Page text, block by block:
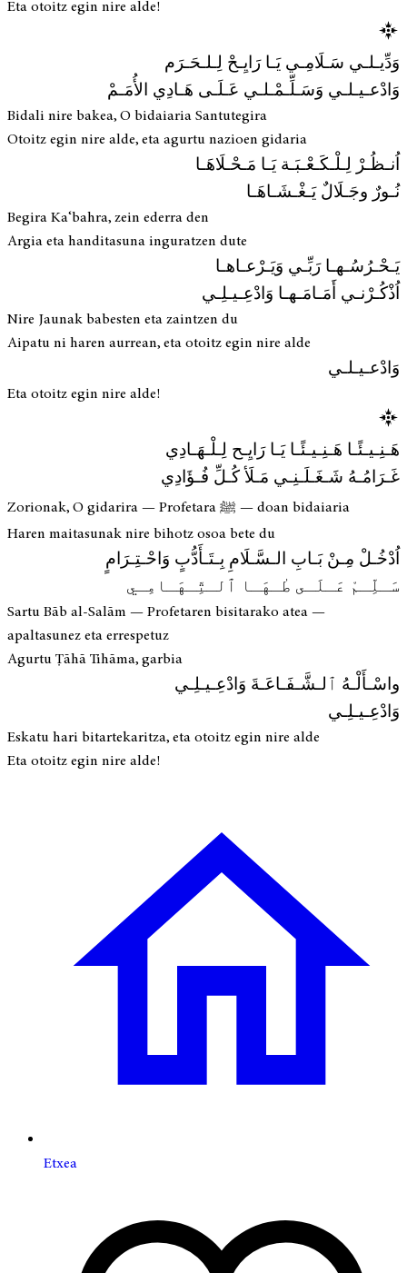
Eta otoitz egin nire alde!
وَدِّيـلـي سَـلَامِـي يَـا رَايِـحْ لِـلـحَـرَم
وَادْعـيـلـي وَسَـلِّـمْـلـي عَـلَـى هَـادِي الأُمَـمْ
Bidali nire bakea, O bidaiaria Santutegira
Otoitz egin nire alde, eta agurtu nazioen gidaria
اُنـظُـرْ لِـلْـكَـعْـبَـة يَـا مَـحْـلَاهَـا
نُـورٌ وجَـلَالٌ يَـغْـشَـاهَـا
Begira Ka‘bahra, zein ederra den
Argia eta handitasuna inguratzen dute
يَـحْـرُسُـهـا رَبِّـي وَيَـرْعـاهـا
اُذْكُـرْنـي أَمَـامَـهـا وَادْعِـيـلِـي
Nire Jaunak babesten eta zaintzen du
Aipatu ni haren aurrean, eta otoitz egin nire alde
وَادْعـيـلـي
Eta otoitz egin nire alde!
هَـنِـيـئًـا هَـنِـيـئًـا يَـا رَايِـح لِـلْـهَـادِي
غَـرَامُـهُ شَـغَـلَـنِـي مَـلَأ كُـلِّ فُـؤَادِي
Zorionak, O gidarira — Profetara ﷺ — doan bidaiaria
Haren maitasunak nire bihotz osoa bete du
اُدْخُـلْ مِـنْ بَـابِ الـسَّـلَامِ بِـتَـأَدُّبٍ وَاحْـتِـرَامٍ
سَـلِّـمْ عَـلَـى طٰـهَـا ٱلـتِّـهَـامِـي
Sartu Bāb al-Salām — Profetaren bisitarako atea —
apaltasunez eta errespetuz
Agurtu Ṭāhā Tihāma, garbia
واسْـأَلْـهُ ٱلـشَّـفَـاعَـةَ وَادْعِـيـلِـي
وَادْعِـيـلِـي
Eskatu hari bitartekaritza, eta otoitz egin nire alde
Eta otoitz egin nire alde!
Etxea